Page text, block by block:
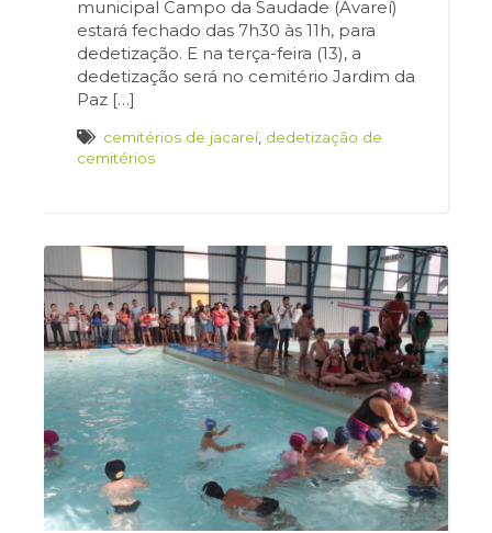
municipal Campo da Saudade (Avareí)
estará fechado das 7h30 às 11h, para
dedetização. E na terça-feira (13), a
dedetização será no cemitério Jardim da
Paz […]
cemitérios de jacareí, dedetização de
cemitérios